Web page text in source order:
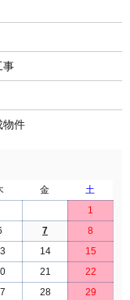
事
物件
金
土
1
7
8
14
15
21
22
28
29